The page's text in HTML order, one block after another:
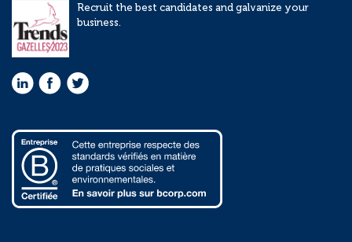
Recruit the best candidates and galvanize your
business.